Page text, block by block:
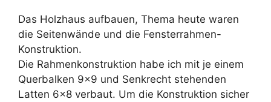
Das Holzhaus aufbauen, Thema heute waren
die Seitenwände und die Fensterrahmen-
Konstruktion.
Die Rahmenkonstruktion habe ich mit je einem
Querbalken 9×9 und Senkrecht stehenden
Latten 6×8 verbaut. Um die Konstruktion sicher